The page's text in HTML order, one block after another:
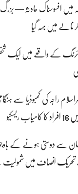
میں افسوسناک حادثہ —
نالے میں بہہ گیا
کے واقعے میں ایک
راجہ کی کمبوڈیا سے
ریسکیو
سے دوستی ہونے کے
تحریک انصاف میں شمولیت